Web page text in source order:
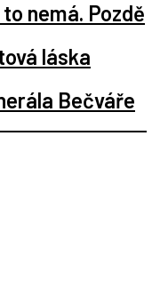
nemá. Pozdě
láska
Bečváře